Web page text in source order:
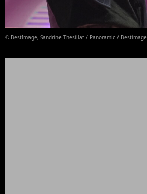
© BestImage, Sandrine Thesillat / Panoramic / Bestimage